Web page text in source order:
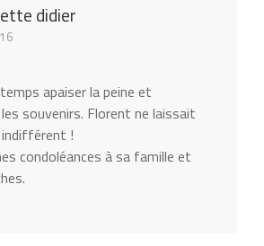
didier
apaiser la peine et
souvenirs. Florent ne laissait
!
condoléances à sa famille et